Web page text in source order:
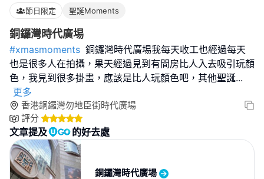
節日限定 聖誕Moments
銅鑼灣時代廣埸
#xmasmoments 銅鑼灣時代廣埸我每天收工也經過每天
也是很多人在拍攝，果天經過見到有間房比人入去吸引玩顏
色，我見到很多掛畫，應該是比人玩顏色吧，其他聖誕...
更多
香港銅鑼灣勿地臣街時代廣場
評分
文章提及 的好去處
銅鑼灣時代廣場